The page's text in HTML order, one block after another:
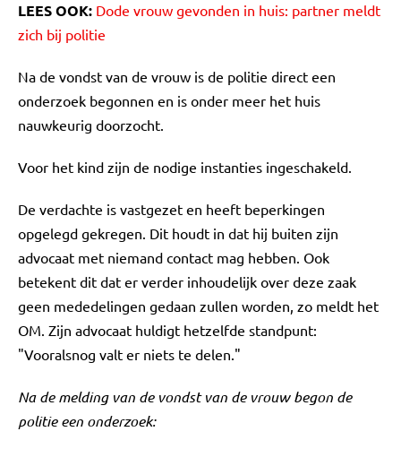
LEES OOK: Dode vrouw gevonden in huis: partner meldt
zich bij politie
Na de vondst van de vrouw is de politie direct een
onderzoek begonnen en is onder meer het huis
nauwkeurig doorzocht.
Voor het kind zijn de nodige instanties ingeschakeld.
De verdachte is vastgezet en heeft beperkingen
opgelegd gekregen. Dit houdt in dat hij buiten zijn
advocaat met niemand contact mag hebben. Ook
betekent dit dat er verder inhoudelijk over deze zaak
geen mededelingen gedaan zullen worden, zo meldt het
OM. Zijn advocaat huldigt hetzelfde standpunt:
"Vooralsnog valt er niets te delen."
Na de melding van de vondst van de vrouw begon de
politie een onderzoek: